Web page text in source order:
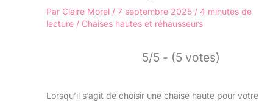
Par Claire Morel / 7 septembre 2025 / 4 minutes de
lecture / Chaises hautes et réhausseurs
5/5 - (5 votes)
Lorsqu’il s’agit de choisir une chaise haute pour votre